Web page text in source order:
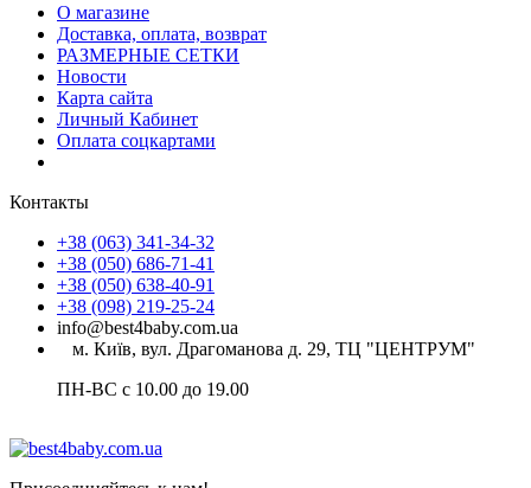
О магазине
Доставка, оплата, возврат
РАЗМЕРНЫЕ СЕТКИ
Новости
Карта сайта
Личный Кабинет
Оплата соцкартами
Контакты
+38 (063) 341-34-32
+38 (050) 686-71-41
+38 (050) 638-40-91
+38 (098) 219-25-24
info@best4baby.com.ua
м. Київ, вул. Драгоманова д. 29, ТЦ "ЦЕНТРУМ"
ПН-ВС с 10.00 до 19.00